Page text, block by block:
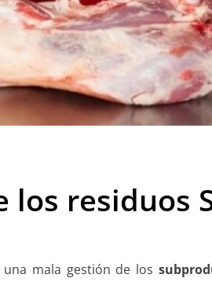
los residuos
mala gestión de los